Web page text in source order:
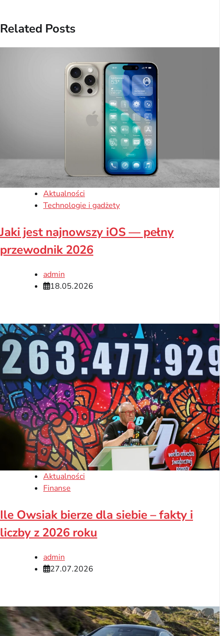
Related Posts
Aktualności
Technologie i gadżety
Jaki jest najnowszy iOS — pełny
przewodnik 2026
admin
18.05.2026
Aktualności
Finanse
Ile Owsiak bierze dla siebie – fakty i
liczby z 2026 roku
admin
27.07.2026